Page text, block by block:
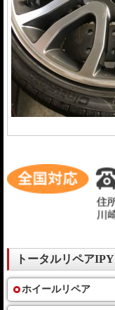
トータルリペアIPY
ホイールリペア